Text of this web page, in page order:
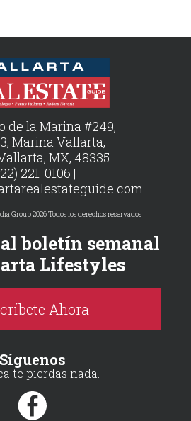
de la Marina #249,
Marina Vallarta,
MX, 48335
221-0106 |
Group 2026 Todos los derechos reservados
boletín semanal
Lifestyles
Ahora
Síguenos
te pierdas nada.